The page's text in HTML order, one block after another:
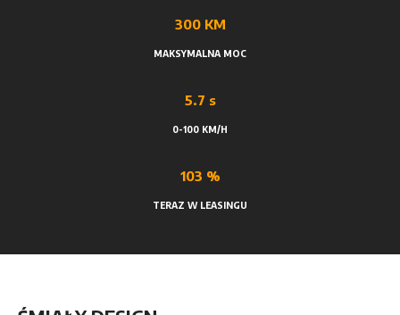
300KM
MAKSYMALNA MOC
5.7 s
0-100 KM/H
103 %
TERAZ W LEASINGU